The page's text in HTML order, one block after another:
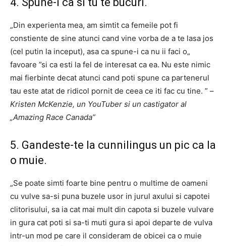
„Din experienta mea, am simtit ca femeile pot fi
constiente de sine atunci cand vine vorba de a te lasa jos
(cel putin la inceput), asa ca spune-i ca nu ii faci o„
favoare ”si ca esti la fel de interesat ca ea. Nu este nimic
mai fierbinte decat atunci cand poti spune ca partenerul
tau este atat de ridicol pornit de ceea ce iti fac cu tine. ” –
Kristen McKenzie, un YouTuber si un castigator al
„Amazing Race Canada”
5. Gandeste-te la cunnilingus un pic ca la
o muie.
„Se poate simti foarte bine pentru o multime de oameni
cu vulve sa-si puna buzele usor in jurul axului si capotei
clitorisului, sa ia cat mai mult din capota si buzele vulvare
in gura cat poti si sa-ti muti gura si apoi departe de vulva
intr-un mod pe care il consideram de obicei ca o muie